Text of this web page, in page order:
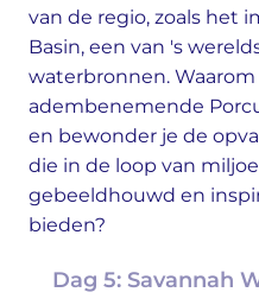
van de regio, zoals het
Basin, een van 's
waterbronnen.
adembenemende
en bewonder je de
die in de loop van
gebeeldhouwd en
bieden?
Dag 5: Savannah